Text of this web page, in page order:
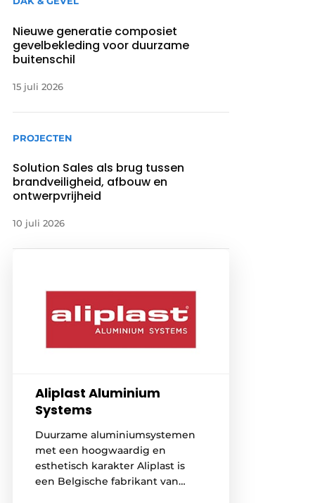
Nieuwe generatie composiet
gevelbekleding voor duurzame
buitenschil
15 juli 2026
PROJECTEN
Solution Sales als brug tussen
brandveiligheid, afbouw en
ontwerpvrijheid
10 juli 2026
Aliplast Aluminium
Systems
Duurzame aluminiumsystemen
met een hoogwaardig en
esthetisch karakter Aliplast is
een Belgische fabrikant van